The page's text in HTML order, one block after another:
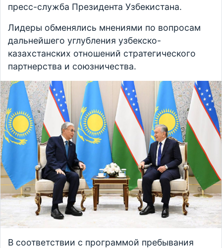
пресс-служба Президента Узбекистана.
Лидеры обменялись мнениями по вопросам
дальнейшего углубления узбекско-
казахстанских отношений стратегического
партнерства и союзничества.
В соответствии с программой пребывания